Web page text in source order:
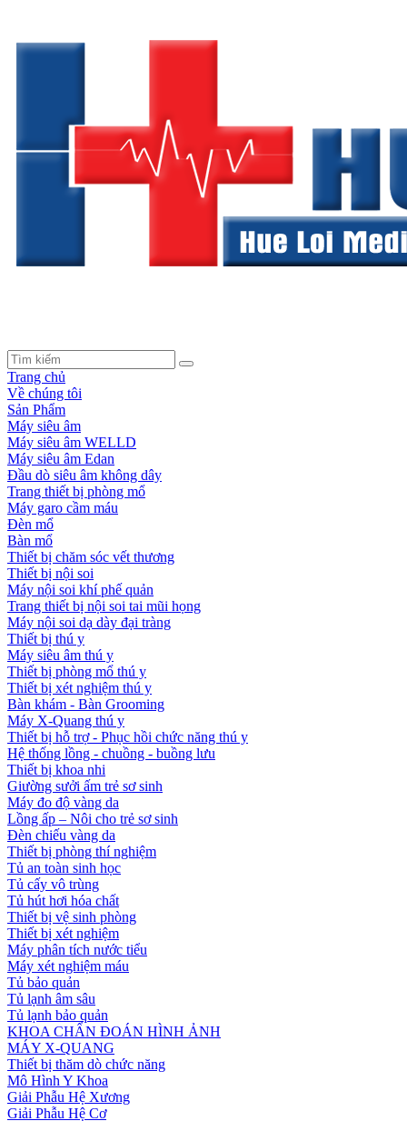
Trang chủ
Về chúng tôi
Sản Phẩm
Máy siêu âm
Máy siêu âm WELLD
Máy siêu âm Edan
Đầu dò siêu âm không dây
Trang thiết bị phòng mổ
Máy garo cầm máu
Đèn mổ
Bàn mổ
Thiết bị chăm sóc vết thương
Thiết bị nội soi
Máy nội soi khí phế quản
Trang thiết bị nội soi tai mũi họng
Máy nội soi dạ dày đại tràng
Thiết bị thú y
Máy siêu âm thú y
Thiết bị phòng mổ thú y
Thiết bị xét nghiệm thú y
Bàn khám - Bàn Grooming
Máy X-Quang thú y
Thiết bị hỗ trợ - Phục hồi chức năng thú y
Hệ thống lồng - chuồng - buồng lưu
Thiết bị khoa nhi
Giường sưởi ấm trẻ sơ sinh
Máy đo độ vàng da
Lồng ấp – Nôi cho trẻ sơ sinh
Đèn chiếu vàng da
Thiết bị phòng thí nghiệm
Tủ an toàn sinh học
Tủ cấy vô trùng
Tủ hút hơi hóa chất
Thiết bị vệ sinh phòng
Thiết bị xét nghiệm
Máy phân tích nước tiểu
Máy xét nghiệm máu
Tủ bảo quản
Tủ lạnh âm sâu
Tủ lạnh bảo quản
KHOA CHẨN ĐOÁN HÌNH ẢNH
MÁY X-QUANG
Thiết bị thăm dò chức năng
Mô Hình Y Khoa
Giải Phẫu Hệ Xương
Giải Phẫu Hệ Cơ